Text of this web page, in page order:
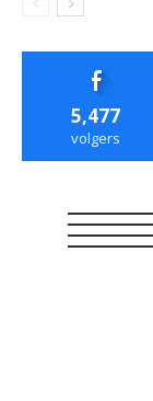
5,477
volgers